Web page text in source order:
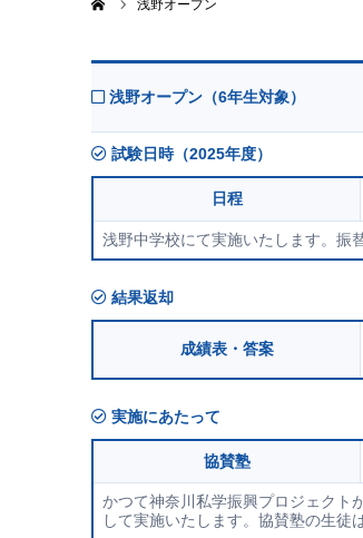
浅野オープン
浅野オープン（6年生対象）
試験日時（2025年度）
日程
浅野中学校にて実施いたします。振
結果返却
成績表・答案
実施にあたって
協賛塾
かつて神奈川私学振興プロジェクト
して実施いたします。協賛塾の生徒